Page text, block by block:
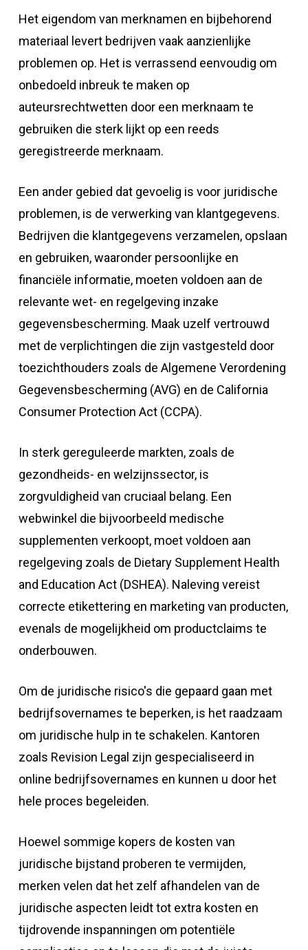
Het eigendom van merknamen en bijbehorend
materiaal levert bedrijven vaak aanzienlijke
problemen op. Het is verrassend eenvoudig om
onbedoeld inbreuk te maken op
auteursrechtwetten door een merknaam te
gebruiken die sterk lijkt op een reeds
geregistreerde merknaam.
Een ander gebied dat gevoelig is voor juridische
problemen, is de verwerking van klantgegevens.
Bedrijven die klantgegevens verzamelen, opslaan
en gebruiken, waaronder persoonlijke en
financiële informatie, moeten voldoen aan de
relevante wet- en regelgeving inzake
gegevensbescherming. Maak uzelf vertrouwd
met de verplichtingen die zijn vastgesteld door
toezichthouders zoals de Algemene Verordening
Gegevensbescherming (AVG) en de California
Consumer Protection Act (CCPA).
In sterk gereguleerde markten, zoals de
gezondheids- en welzijnssector, is
zorgvuldigheid van cruciaal belang. Een
webwinkel die bijvoorbeeld medische
supplementen verkoopt, moet voldoen aan
regelgeving zoals de Dietary Supplement Health
and Education Act (DSHEA). Naleving vereist
correcte etikettering en marketing van producten,
evenals de mogelijkheid om productclaims te
onderbouwen.
Om de juridische risico's die gepaard gaan met
bedrijfsovernames te beperken, is het raadzaam
om juridische hulp in te schakelen. Kantoren
zoals Revision Legal zijn gespecialiseerd in
online bedrijfsovernames en kunnen u door het
hele proces begeleiden.
Hoewel sommige kopers de kosten van
juridische bijstand proberen te vermijden,
merken velen dat het zelf afhandelen van de
juridische aspecten leidt tot extra kosten en
tijdrovende inspanningen om potentiële